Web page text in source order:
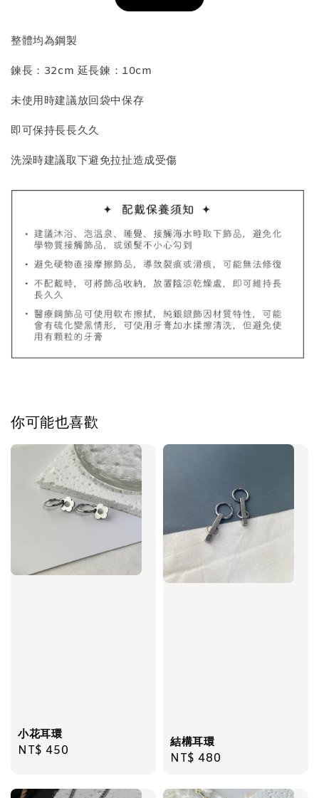
質感飾品收納盒
NT$ 298
NT$ 399
- +
加入購物車
飾品禮物盒加價購
整體均為鋼製
鍊長：32cm 延長鍊：10cm
未使用時建議放回袋中保存
即可保持長長久久
洗澡時建議取下避免拉扯造成受傷
你可能也喜歡
小花耳環
Regular
NT$ 450
結構耳環
Regular
NT$ 480